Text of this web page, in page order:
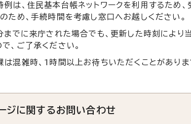
は、住民基本台帳ネットワークを利用するため
ため、手続時間を考慮し窓口へお越しください。
でに来庁された場合でも、更新した時刻により
、ご了承ください。
混雑時、1時間以上お待ちいただくことがありま
ジに関するお問い合わせ